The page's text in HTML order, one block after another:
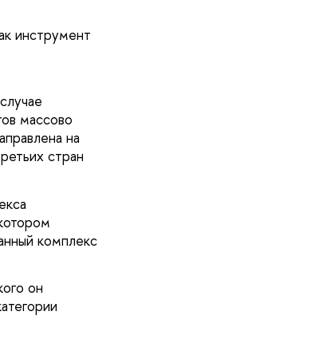
инструмент
массово
на
стран
комплекс
он